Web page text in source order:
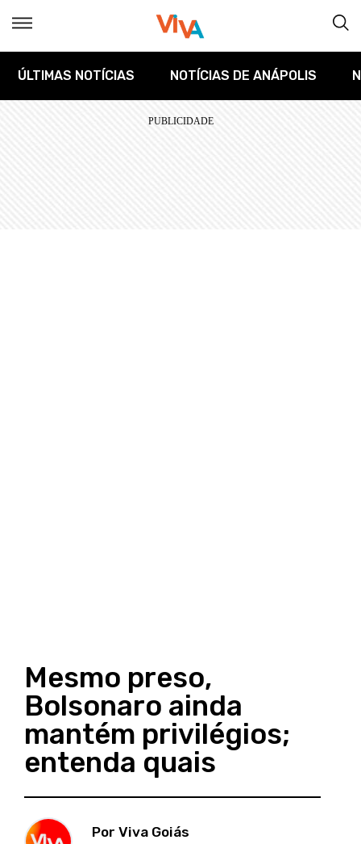
ÚLTIMAS NOTÍCIAS NOTÍCIAS DE ANÁPOLIS
Mesmo preso,
Bolsonaro ainda
mantém privilégios;
entenda quais
Por Viva Goiás